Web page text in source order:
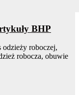
BHP
roboczej,
robocza, obuwie